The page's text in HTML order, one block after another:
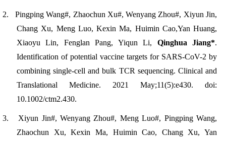
2.
Pingping Wang#, Zhaochun Xu#, Wenyang Zhou#, Xiyun Jin,
Chang Xu, Meng Luo, Kexin Ma, Huimin Cao,Yan Huang,
Xiaoyu Lin, Fenglan Pang, Yiqun Li, Qinghua Jiang*.
Identification of potential vaccine targets for SARS-CoV-2 by
combining single-cell and bulk TCR sequencing. Clinical and
Translational Medicine. 2021 May;11(5):e430. doi:
10.1002/ctm2.430.
3.
Xiyun Jin#, Wenyang Zhou#, Meng Luo#, Pingping Wang,
Zhaochun Xu, Kexin Ma, Huimin Cao, Chang Xu, Yan